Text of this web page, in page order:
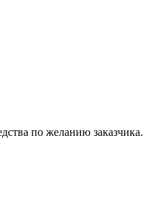
по желанию заказчика.